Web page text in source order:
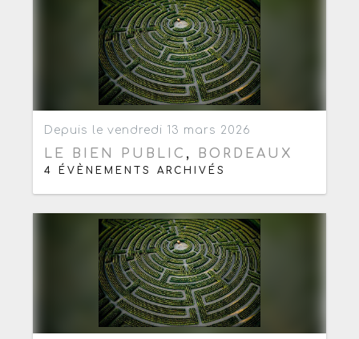
Depuis le vendredi 13 mars 2026
LE BIEN PUBLIC , BORDEAUX
4 ÉVÈNEMENTS ARCHIVÉS